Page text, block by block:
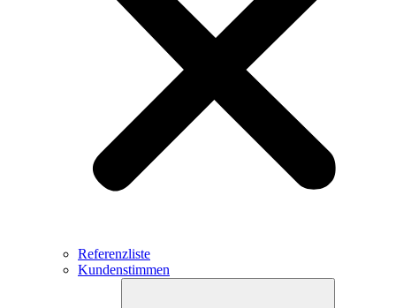
Referenzliste
Kundenstimmen